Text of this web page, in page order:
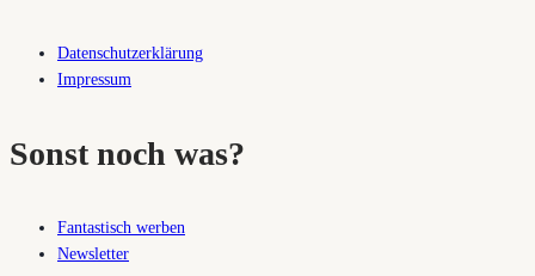
Datenschutzerklärung
Impressum
Sonst noch was?
Fantastisch werben
Newsletter